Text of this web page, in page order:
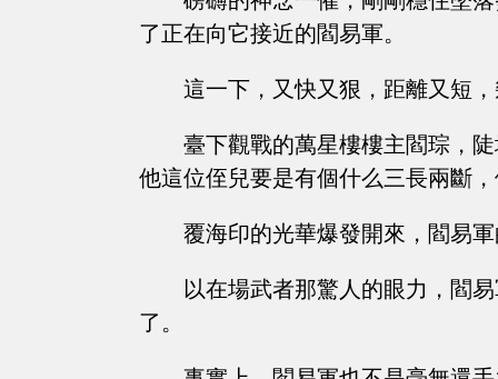
了正在向它接近的閻易軍。
這一下，又快又狠，距離又短
臺下觀戰的萬星樓樓主閻琮，
他這位侄兒要是有個什么三長兩斷
覆海印的光華爆發開來，閻易
以在場武者那驚人的眼力，閻
了。